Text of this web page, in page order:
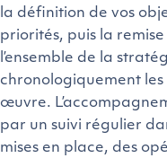
la définition de vos
priorités, puis la
l’ensemble de la
chronologiquement
œuvre.
par un suivi régulier
mises en place, des